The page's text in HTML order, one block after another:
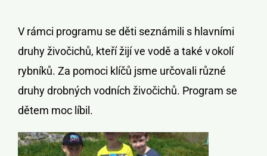
V rámci programu se děti seznámili s hlavními
druhy živočichů, kteří žijí ve vodě a také vokolí
rybníků. Za pomoci klíčů jsme určovali různé
druhy drobných vodních živočichů. Program se
dětem moc líbil.